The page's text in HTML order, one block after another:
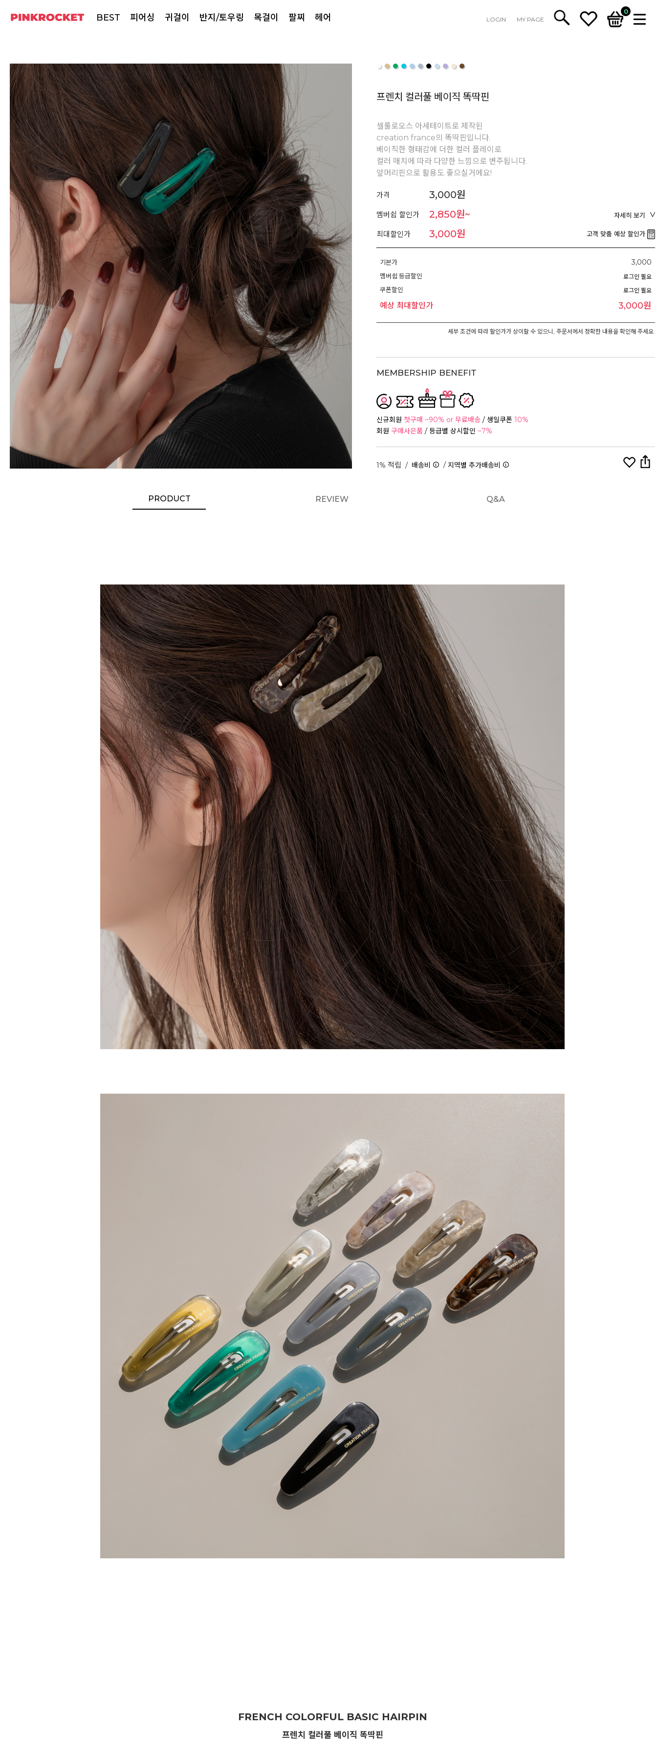
BEST 피어싱 귀걸이 반지/토우링 목걸이 팔찌 헤어 LOGIN MY PAGE
0
프렌치 컬러풀 베이직 똑딱핀
셀룰로오스 아세테이트로 제작된
creation france의 똑딱핀입니다.
베이직한 형태감에 더한 컬러 플레이로
컬러 매치에 따라 다양한 느낌으로 변주됩니다.
앞머리핀으로 활용도 좋으실거에요!
가격 3,000원
멤버쉽 할인가 2,850원~ 자세히 보기
최대할인가 3,000원 고객 맞춤 예상 할인가
기본가 3,000
멤버쉽 등급할인 로그인 필요
쿠폰할인 로그인 필요
예상 최대할인가 3,000원
세부 조건에 따라 할인가가 상이할 수 있으니, 주문서에서 정확한 내용을 확인해 주세요.
MEMBERSHIP BENEFIT
신규회원 첫구매 ~90% or 무료배송 / 생일쿠폰 10%
회원 구매사은품 / 등급별 상시할인 ~7%
1% 적립 / 배송비 /지역별 추가배송비
PRODUCT REVIEW Q&A
FRENCH COLORFUL BASIC HAIRPIN
프렌치 컬러풀 베이직 똑딱핀